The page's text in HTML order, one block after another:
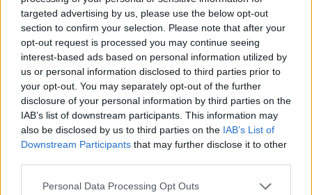
targeted advertising by us, please use the below opt-out
section to confirm your selection. Please note that after your
opt-out request is processed you may continue seeing
interest-based ads based on personal information utilized by
us or personal information disclosed to third parties prior to
your opt-out. You may separately opt-out of the further
disclosure of your personal information by third parties on the
IAB’s list of downstream participants. This information may
also be disclosed by us to third parties on the IAB’s List of
Downstream Participants that may further disclose it to other
Personal Data Processing Opt Outs
inceneratorin që nuk
ekziston